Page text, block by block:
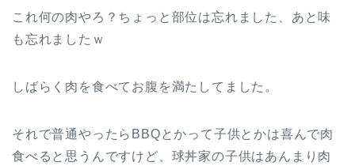
これ何の肉やろ？ちょっと部位は忘れました、あと味
も忘れましたｗ
しばらく肉を食べてお腹を満たしてました。
それで普通やったらBBQとかって子供とかは喜んで肉
食べると思うんですけど、球丼家の子供はあんまり肉